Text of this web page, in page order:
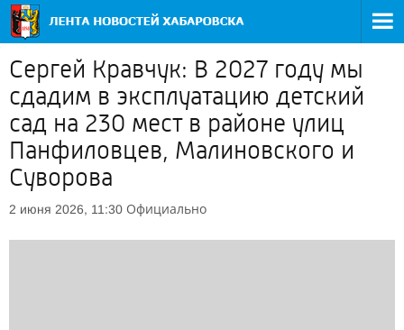
Сергей Кравчук: В 2027 году мы
сдадим в эксплуатацию детский
сад на 230 мест в районе улиц
Панфиловцев, Малиновского и
Суворова
2 июня 2026, 11:30 Официально